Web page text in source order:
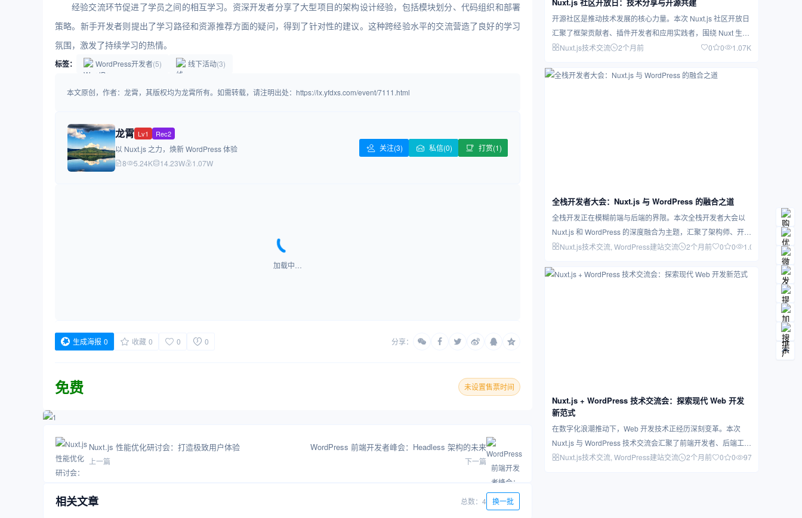
经验交流环节促进了学员之间的相互学习。资深开发者分享了大型项目的架构设计经验，包括模块划分、代码组织和部署
策略。新手开发者则提出了学习路径和资源推荐方面的疑问，得到了针对性的建议。这种跨经验水平的交流营造了良好的学习
氛围，激发了持续学习的热情。
标签： WordPress开发者(5) 线下活动(3)
本文原创，作者：龙霄，其版权均为龙霄所有。如需转载，请注明出处：https://lx.yfdxs.com/event/7111.html
龙霄 Lv1 Rec2
以 Nuxt.js 之力，焕新 WordPress 体验
8
5.24K 14.23W 1.07W
关注(3) 私信(0) 打赏(1)
加载中…
生成海报 0 收藏 0 0 0 分享：
免费 未设置售票时间
Nuxt.js 性能优化研讨会：打造极致用户体验
上一篇
WordPress 前端开发者峰会：Headless 架构的未来
下一篇
相关文章 总数：4 换一批
Nuxt.js 社区开放日：技术分享与开源共建
开源社区是推动技术发展的核心力量。本次 Nuxt.js 社区开放日
汇聚了框架贡献者、插件开发者和应用实践者，围绕 Nuxt 生态
的最新进…
Nuxt.js技术交流 2个月前 0 0 1.07K
全栈开发者大会：Nuxt.js 与 WordPress 的融合之道
全栈开发正在模糊前端与后端的界限。本次全栈开发者大会以
Nuxt.js 和 WordPress 的深度融合为主题，汇聚了架构师、开发
者和…
Nuxt.js技术交流 , WordPress建站交流 2个月前 0 0 1.04K
Nuxt.js + WordPress 技术交流会：探索现代 Web 开发
新范式
在数字化浪潮推动下，Web 开发技术正经历深刻变革。本次
Nuxt.js 与 WordPress 技术交流会汇聚了前端开发者、后端工程
师…Nuxt.js技术交流 , WordPress建站交流 2个月前 0 0 973